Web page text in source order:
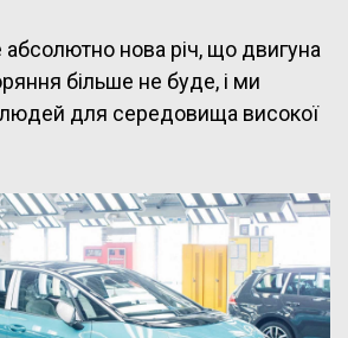
абсолютно нова річ, що двигуна
більше не буде, і ми
людей для середовища високої